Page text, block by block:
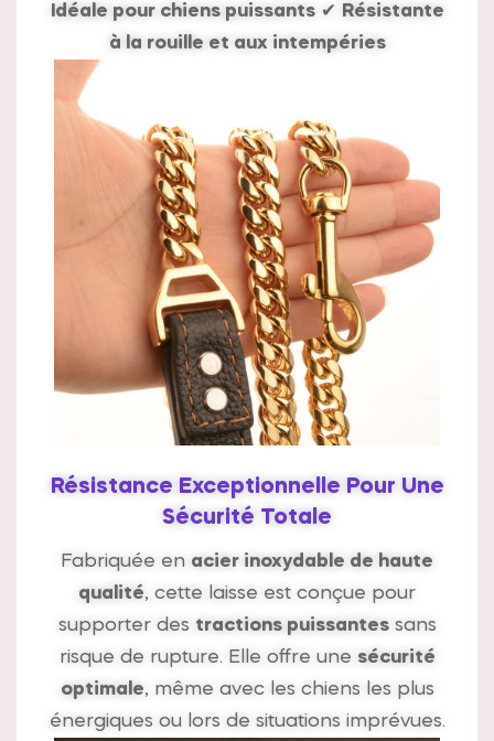
Idéale pour chiens puissants✔ Résistante
à la rouille et aux intempéries
Résistance Exceptionnelle Pour Une
Sécurité Totale
Fabriquée en acier inoxydable de haute
qualité, cette laisse est conçue pour
supporter des tractions puissantessans
risque de rupture. Elle offre une sécurité
optimale, même avec les chiens les plus
énergiques ou lors de situations imprévues.